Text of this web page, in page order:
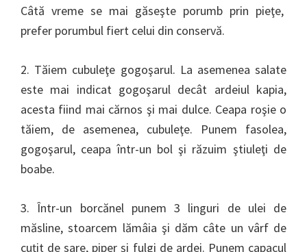
Câtă vreme se mai găseşte porumb prin pieţe,
prefer porumbul fiert celui din conservă.
2. Tăiem cubuleţe gogoşarul. La asemenea salate
este mai indicat gogoşarul decât ardeiul kapia,
acesta fiind mai cărnos şi mai dulce. Ceapa roşie o
tăiem, de asemenea, cubuleţe. Punem fasolea,
gogoşarul, ceapa într-un bol şi răzuim ştiuleţi de
boabe.
3. Într-un borcănel punem 3 linguri de ulei de
măsline, stoarcem lămâia şi dăm câte un vârf de
cuţit de sare, piper şi fulgi de ardei. Punem capacul